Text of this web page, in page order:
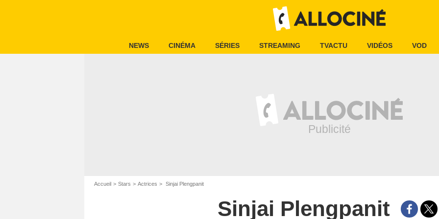
NEWS CINÉMA SÉRIES STREAMING TVACTU VIDÉOS VOD
Accueil Stars Actrices Sinjai Plengpanit
Sinjai Plengpanit